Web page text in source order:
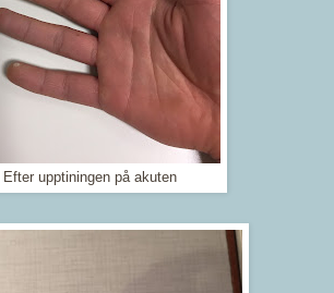
Efter upptiningen på akuten